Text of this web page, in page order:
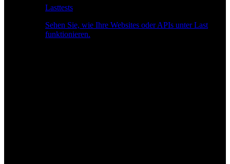
Lasttests
Sehen Sie, wie Ihre Websites oder APIs unter Last
funktionieren.